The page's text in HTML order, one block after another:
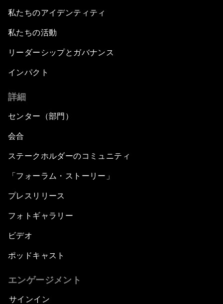
私たちのアイデンティティ
私たちの活動
リーダーシップとガバナンス
インパクト
詳細
センター（部門）
会合
ステークホルダーのコミュニティ
「フォーラム・ストーリー」
プレスリリース
フォトギャラリー
ビデオ
ポッドキャスト
エンゲージメント
サインイン